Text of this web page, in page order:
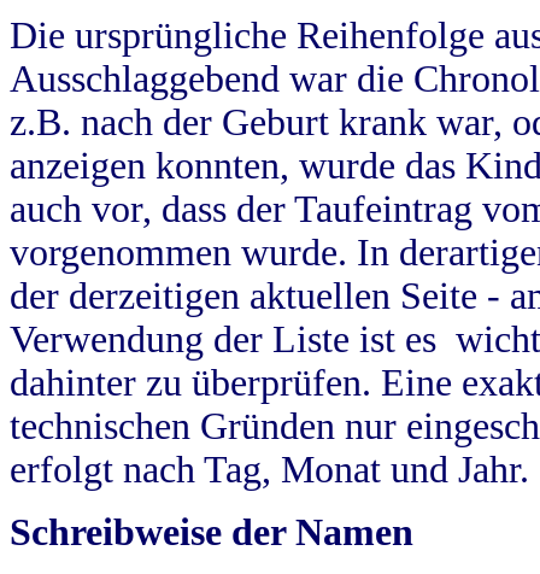
Die ursprüngliche Reihenfolge
Ausschlaggebend war die
z.B. nach der Geburt krank war,
anzeigen konnten, wurde das
auch vor, dass der Taufeintrag
vorgenommen wurde. In
der derzeitigen aktuellen Seite -
Verwendung der Liste ist es
dahinter zu überprüfen. Eine
technischen Gründen nur
erfolgt nach Tag, Monat und Jahr.
Schreibweise der Namen